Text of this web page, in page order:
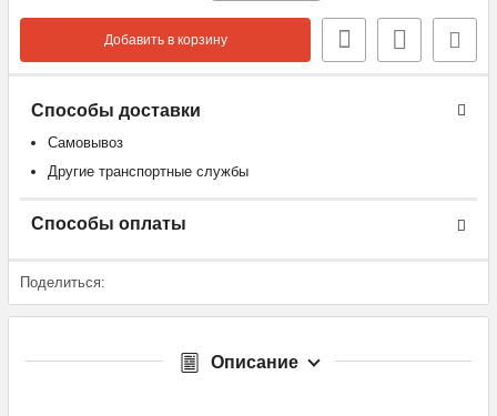
Добавить в корзину
Способы доставки
Самовывоз
Другие транспортные службы
Способы оплаты
Поделиться:
Описание